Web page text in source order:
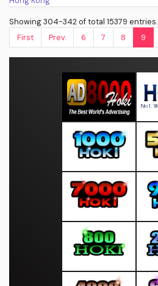
Showing 304-342 of total 15379 entries.
First
Prev. 6 7 8 9